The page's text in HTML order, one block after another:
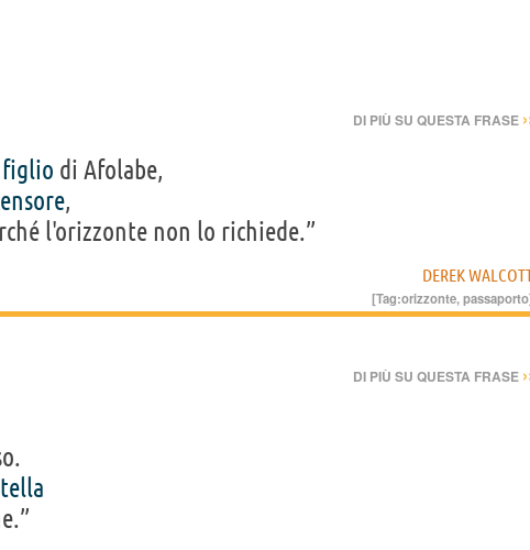
DI PIÙ SU QUESTA FRASE
figlio di Afolabe,
,
l'orizzonte non lo richiede.”
DEREK
[Tag:orizzonte,passaporto
DI PIÙ SU QUESTA FRASE